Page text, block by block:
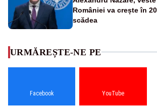
României va crește în
scădea
URMĂREȘTE-NE PE
Facebook YouTube